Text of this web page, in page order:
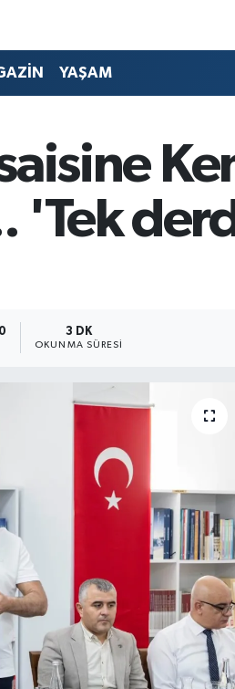
YAŞAM
'Tek
3 DK
OKUNMA SÜRESI